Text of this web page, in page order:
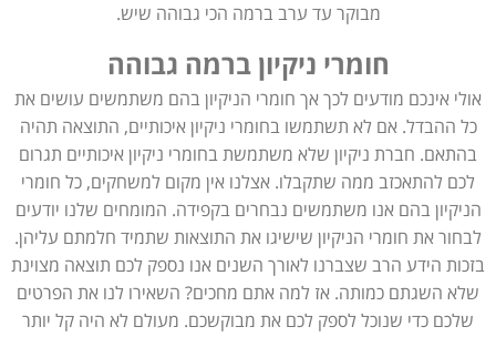
מבוקר עד ערב ברמה הכי גבוהה שיש.
חומרי ניקיון ברמה גבוהה
אולי אינכם מודעים לכך אך חומרי הניקיון בהם משתמשים עושים את
כל ההבדל. אם לא תשתמשו בחומרי ניקיון איכותיים, התוצאה תהיה
בהתאם. חברת ניקיון שלא משתמשת בחומרי ניקיון איכותיים תגרום
לכם להתאכזב ממה שתקבלו. אצלנו אין מקום למשחקים, כל חומרי
הניקיון בהם אנו משתמשים נבחרים בקפידה. המומחים שלנו יודעים
לבחור את חומרי הניקיון שישיגו את התוצאות שתמיד חלמתם עליהן.
בזכות הידע הרב שצברנו לאורך השנים אנו נספק לכם תוצאה מצוינת
שלא השגתם כמותה. אז למה אתם מחכים? השאירו לנו את הפרטים
שלכם כדי שנוכל לספק לכם את מבוקשכם. מעולם לא היה קל יותר